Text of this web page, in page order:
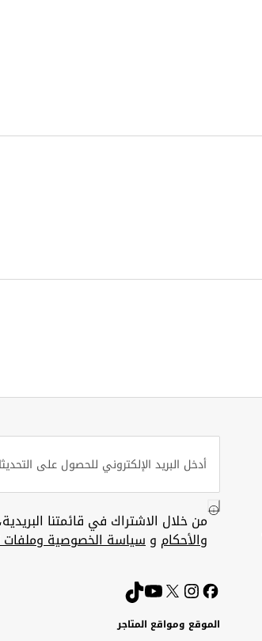
من خلال الاشتراك في قائمتنا
والأحكام وسياسة الخصوصية وملفات
الموقع ومواقع المتاجر